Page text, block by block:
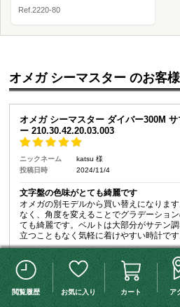
Ref.2220-80
オメガ シーマスター のお客
オメガ シーマスター ダイバー300M
ー 210.30.42.20.03.003
ニックネーム
katsu 様
投稿日時
2024/11/4
文字盤の色味がとても綺麗です
オメガの別モデルから買い替えになりま
なく、角度を変えることでグラデーショ
ても綺麗です。ベルトは大部分がサテン
立つこともなく気軽に着けやすい時計です
オメガ ダイバー300M（新品）
閲覧履歴 お気に入り カート ア
この検索条件を保存する